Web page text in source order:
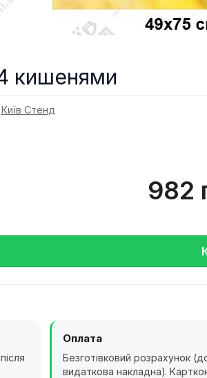
кишенями
Київ Стенд
982
Оплата
Безготівковий розрахунок
видаткова накладна).